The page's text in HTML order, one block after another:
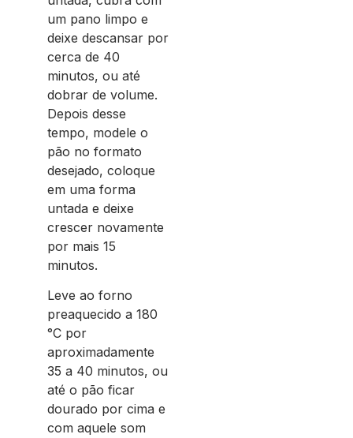
um pano limpo e
deixe descansar por
cerca de 40
minutos, ou até
dobrar de volume.
Depois desse
tempo, modele o
pão no formato
desejado, coloque
em uma forma
untada e deixe
crescer novamente
por mais 15
minutos.
Leve ao forno
preaquecido a 180
°C por
aproximadamente
35 a 40 minutos, ou
até o pão ficar
dourado por cima e
com aquele som